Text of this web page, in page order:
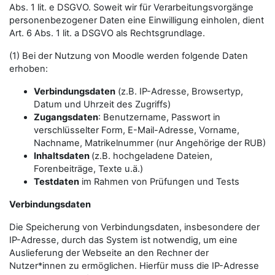
Abs. 1 lit. e DSGVO. Soweit wir für Verarbeitungsvorgänge
personenbezogener Daten eine Einwilligung einholen, dient
Art. 6 Abs. 1 lit. a DSGVO als Rechtsgrundlage.
(1) Bei der Nutzung von Moodle werden folgende Daten
erhoben:
Verbindungsdaten (z.B. IP-Adresse, Browsertyp,
Datum und Uhrzeit des Zugriffs)
Zugangsdaten: Benutzername, Passwort in
verschlüsselter Form, E-Mail-Adresse, Vorname,
Nachname, Matrikelnummer (nur Angehörige der RUB)
Inhaltsdaten (z.B. hochgeladene Dateien,
Forenbeiträge, Texte u.ä.)
Testdaten im Rahmen von Prüfungen und Tests
Verbindungsdaten
Die Speicherung von Verbindungsdaten, insbesondere der
IP-Adresse, durch das System ist notwendig, um eine
Auslieferung der Webseite an den Rechner der
Nutzer*innen zu ermöglichen. Hierfür muss die IP-Adresse